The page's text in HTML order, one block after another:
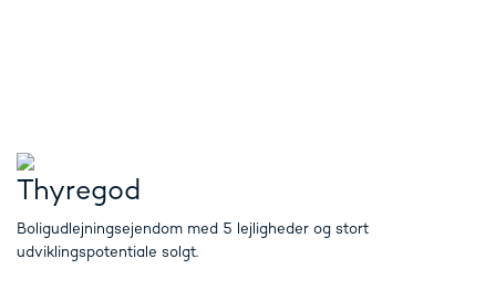
Thyregod
Boligudlejningsejendom med 5 lejligheder og stort
udviklingspotentiale solgt.